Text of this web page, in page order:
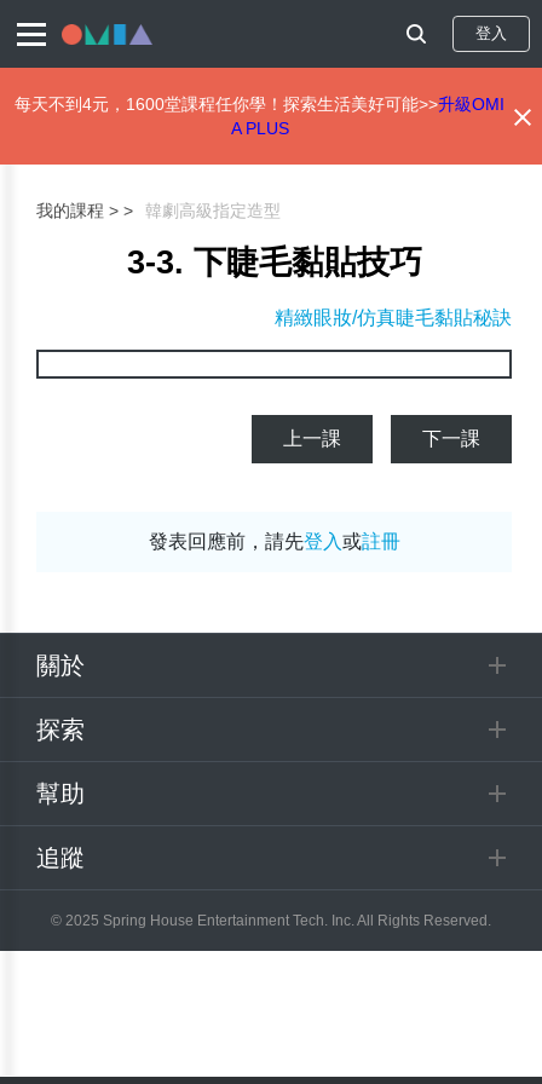
登入
每天不到4元，1600堂課程任你學！探索生活美好可能>>升級OMI
A PLUS
我的課程 > 韓劇高級指定造型
3-3. 下睫毛黏貼技巧
精緻眼妝/仿真睫毛黏貼秘訣
上一課 下一課
發表回應前，請先登入或註冊
關於
探索
幫助
追蹤
© 2025 Spring House Entertainment Tech. Inc. All Rights Reserved.